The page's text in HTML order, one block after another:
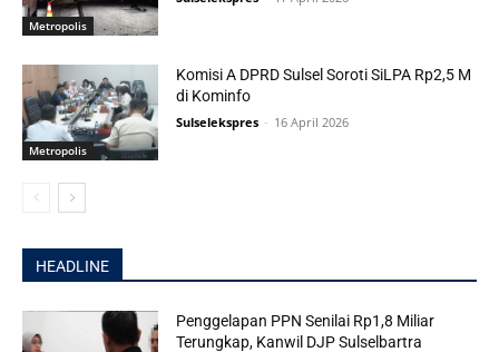
Metropolis
Metropolis
Komisi A DPRD Sulsel Soroti SiLPA Rp2,5 M
di Kominfo
Sulselekspres - 16 April 2026
HEADLINE
Penggelapan PPN Senilai Rp1,8 Miliar
Terungkap, Kanwil DJP Sulselbartra